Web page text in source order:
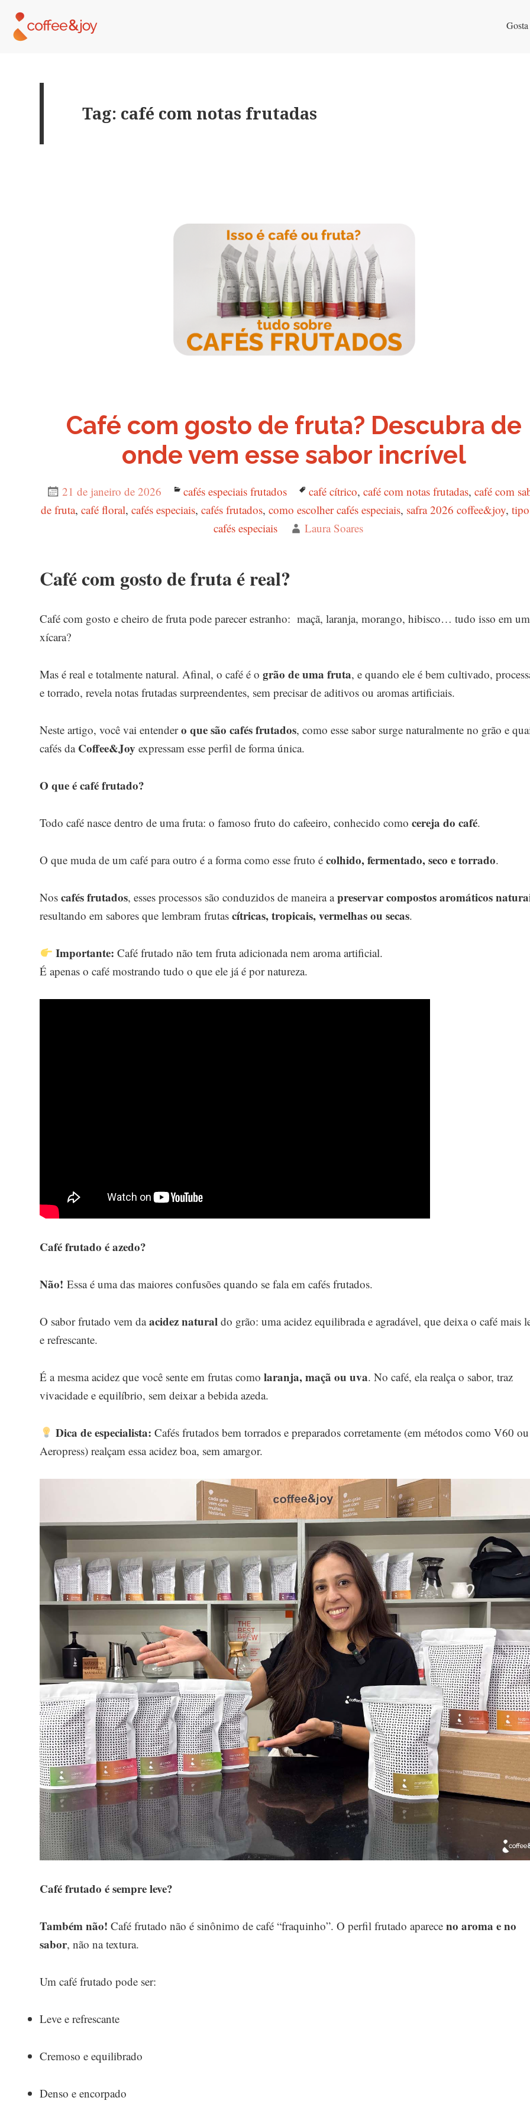
Tag: café com notas frutadas
Café com gosto de fruta? Descubra de
onde vem esse sabor incrível
Publicado
em
21 de janeiro de 2026 Categorias
cafés especiais frutados Tags
café cítrico, café com notas frutadas, café com
de fruta, café floral, cafés especiais, cafés frutados, como escolher cafés especiais, safra 2026 coffee&joy,
cafés especiais
Autor
Laura Soares
Café com gosto de fruta é real?
Café com gosto e cheiro de fruta pode parecer estranho: maçã, laranja, morango, hibisco… tudo isso em
xícara?
Mas é real e totalmente natural. Afinal, o café é ogrão de uma fruta, e quando ele é bem cultivado,
e torrado, revela notas frutadas surpreendentes, sem precisar de aditivos ou aromas artificiais.
Neste artigo, você vai entendero que são cafés frutados, como esse sabor surge naturalmente no grão e
cafés da Coffee&Joy expressam esse perfil de forma única.
O que é café frutado?
Todo café nasce dentro de uma fruta: o famoso fruto do cafeeiro, conhecido comocereja do café.
O que muda de um café para outro é a forma como esse fruto écolhido, fermentado, seco e torrado.
Noscafés frutados, esses processos são conduzidos de maneira apreservar compostos aromáticos
resultando em sabores que lembram frutascítricas, tropicais, vermelhas ou secas.
Importante: Café frutado não tem fruta adicionada nem aroma artificial.
É apenas o café mostrando tudo o que ele já é por natureza.
Café frutado é azedo?
Não!Essa é uma das maiores confusões quando se fala em cafés frutados.
O sabor frutado vem daacidez natural do grão: uma acidez equilibrada e agradável, que deixa o café mais
e refrescante.
É a mesma acidez que você sente em frutas comolaranja, maçã ou uva. No café, ela realça o sabor, traz
vivacidade e equilíbrio, sem deixar a bebida azeda.
Dica de especialista: Cafés frutados bem torrados e preparados corretamente (em métodos como V60 ou
Aeropress) realçam essa acidez boa, sem amargor.
Café frutado é sempre leve?
Também não! Café frutado não é sinônimo de café “fraquinho”. O perfil frutado apareceno aroma e no
sabor, não na textura.
Um café frutado pode ser:
Leve e refrescante
Cremoso e equilibrado
Denso e encorpado